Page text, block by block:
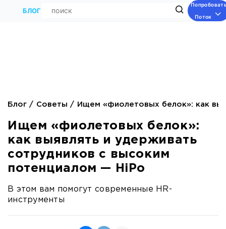
БЛОГ Поиск
Поток
Блог Советы Ищем «фиолетовых белок»: как
Ищем «фиолетовых белок»:
как выявлять и удерживать
сотрудников с высоким
потенциалом — HiPo
В этом вам помогут современные HR-
инструменты